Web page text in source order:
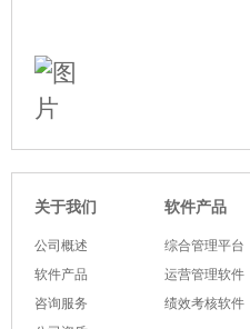
关于我们
公司概述
软件产品
咨询服务
软件产品
综合管理平台
运营管理软件
绩效考核软件